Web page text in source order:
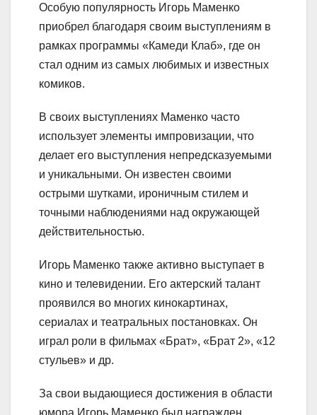
Особую популярность Игорь Маменко
приобрел благодаря своим выступлениям в
рамках программы «Камеди Клаб», где он
стал одним из самых любимых и известных
комиков.
В своих выступлениях Маменко часто
использует элементы импровизации, что
делает его выступления непредсказуемыми
и уникальными. Он известен своими
острыми шутками, ироничным стилем и
точными наблюдениями над окружающей
действительностью.
Игорь Маменко также активно выступает в
кино и телевидении. Его актерский талант
проявился во многих кинокартинах,
сериалах и театральных постановках. Он
играл роли в фильмах «Брат», «Брат 2», «12
стульев» и др.
За свои выдающиеся достижения в области
юмора Игорь Маменко был награжден